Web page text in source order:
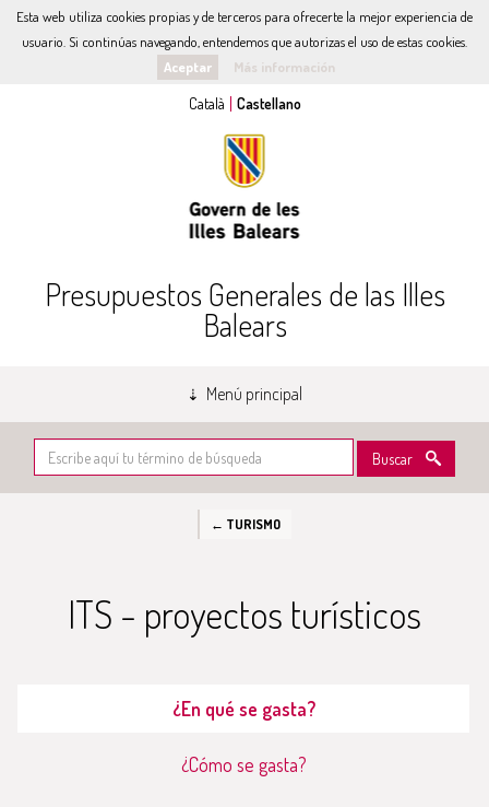
Esta web utiliza cookies propias y de terceros para ofrecerte la mejor experiencia de
usuario. Si continúas navegando, entendemos que autorizas el uso de estas cookies.
Aceptar
Más información
Presupuestos Generales de las Illes
Balears
Menú principal
Buscar
← TURISMO
ITS - proyectos turísticos
¿En qué se gasta?
¿Cómo se gasta?